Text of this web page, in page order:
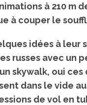
à 210 m
à couper le
idées à leur
russes avec un
skywalk, oui ces
dans le vide
de vol en